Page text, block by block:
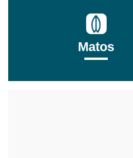
Matos